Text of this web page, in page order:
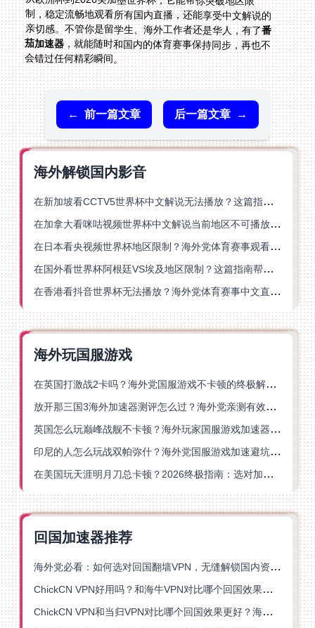
亲切感。不管你是留学生、海外工作者还是华人，有了番
茄加速器，就能随时和国内的体育赛事保持同步，再也不
会错过任何精彩瞬间。
← 前一篇文章 后一篇文章 →
海外解锁国内影音
在新加坡看CCTV5世界杯中文解说无法播放？这篇指南帮你解锁海外体育直播自由
在加拿大看咪咕视频世界杯中文解说当前地区不可播放？这篇指南帮你一键解决
在日本看央视频世界杯地区限制？海外党体育赛事观看终极指南
在国外看世界杯阿根廷VS埃及地区限制？这篇指南帮你搞定中文直播+解说
在香港看抖音世界杯无法播放？海外党体育赛事中文直播终极指南
海外玩国服游戏
在英国打激战2卡吗？海外党国服游戏不卡顿的终极解决方案
放开那三国3海外加速器测评怎么过？海外党亲测有效的国服游戏加速指南
英国怎么玩巅峰战舰不卡顿？海外玩家国服游戏加速器终极指南
印尼的人怎么玩战双帕弥什？海外党国服游戏加速避坑指南
在美国玩天涯明月刀总卡顿？2026终极指南：选对加速器让你丝滑连招
回国加速器推荐
海外党必看：如何选对回国翻墙VPN，无缝解锁国内资源？
ChickCN VPN好用吗？和海牛VPN对比哪个回国效果更好？
ChickCN VPN和当归VPN对比哪个回国效果更好？海外党亲测后选了它